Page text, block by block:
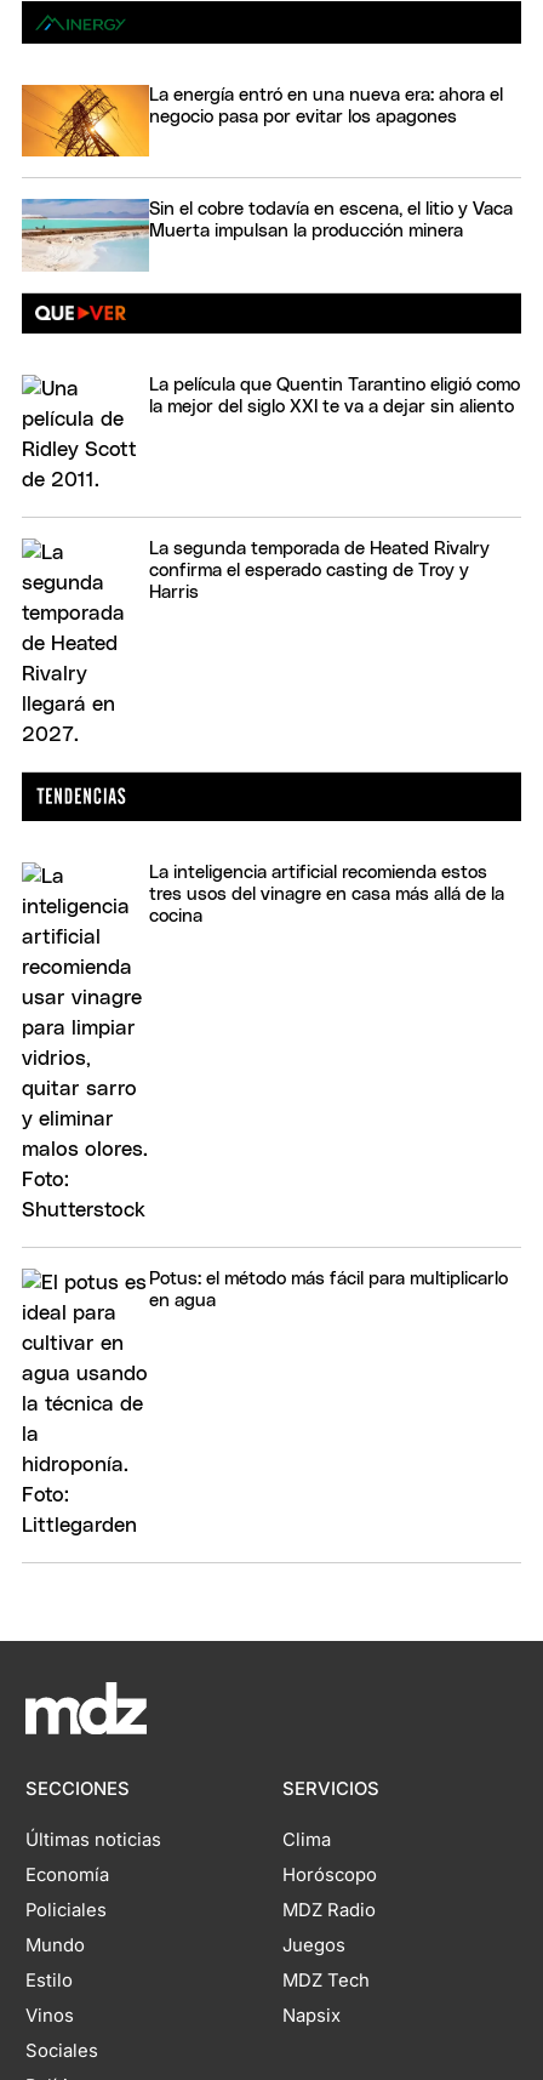
La energía entró en una nueva era: ahora el
negocio pasa por evitar los apagones
Sin el cobre todavía en escena, el litio y Vaca
Muerta impulsan la producción minera
La película que Quentin Tarantino eligió como
la mejor del siglo XXI te va a dejar sin aliento
La segunda temporada de Heated Rivalry
confirma el esperado casting de Troy y
Harris
La inteligencia artificial recomienda estos
tres usos del vinagre en casa más allá de la
cocina
Potus: el método más fácil para multiplicarlo
en agua
SECCIONES
Últimas noticias
Economía
Policiales
Mundo
Estilo
Vinos
Sociales
SERVICIOS
Clima
Horóscopo
MDZ Radio
Juegos
MDZ Tech
Napsix